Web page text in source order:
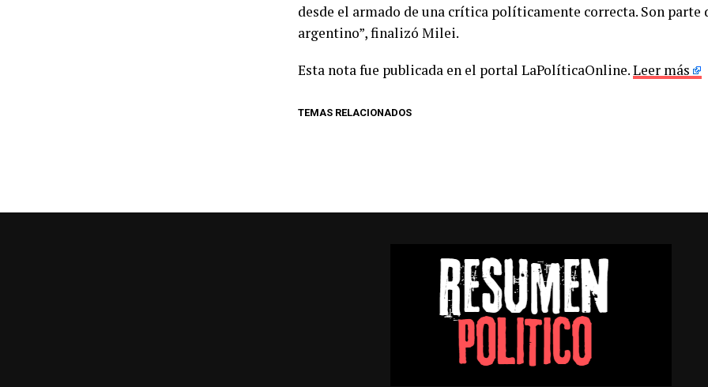
desde el armado de una crítica políticamente correcta. Son parte
argentino”, finalizó Milei.
Esta nota fue publicada en el portal LaPolíticaOnline.Leer más
TEMAS RELACIONADOS